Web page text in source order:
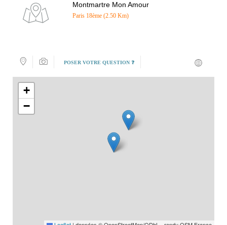
Montmartre Mon Amour
Paris 18ème (2.50 Km)
POSER VOTRE QUESTION ❓
+
−